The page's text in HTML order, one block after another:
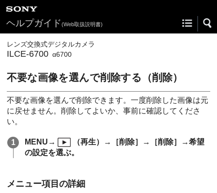
ヘルプガイド(Web取扱説明書)
レンズ交換式デジタルカメラ
ILCE-6700 α6700
不要な画像を選んで削除する（削除）
不要な画像を選んで削除できます。一度削除した画像は元
に戻せません。削除してよいか、事前に確認してくださ
い。
MENU → （再生）→ ［削除］ → ［削除］
→希望
の設定を選ぶ。
メニュー項目の詳細